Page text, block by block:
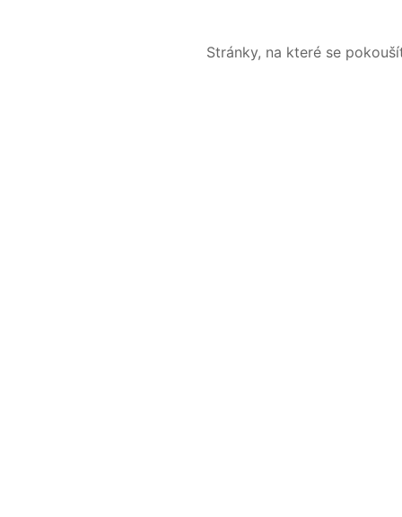
Stránky, na které se